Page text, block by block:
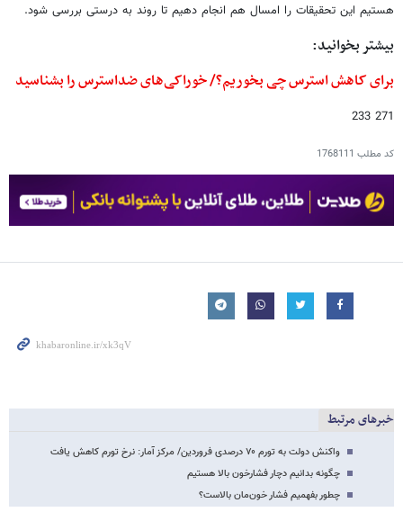
هستیم این تحقیقات را امسال هم انجام دهیم تا روند به درستی بررسی شود.
بیشتر بخوانید:
برای کاهش استرس چی بخوریم؟/ خوراکی‌های ضداسترس را بشناسید
271 233
کد مطلب 1768111
خبرهای مرتبط
واکنش دولت به تورم ۷۰ درصدی فروردین/ مرکز آمار: نرخ تورم کاهش یافت
چگونه بدانیم دچار فشارخون بالا هستیم
چطور بفهمیم فشار خون‌مان بالاست؟